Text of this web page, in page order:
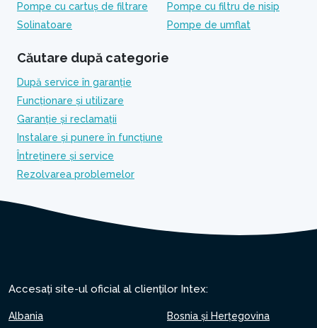
Pompe cu cartuș de filtrare
Pompe cu filtru de nisip
Solinatoare
Pompe de umflat
Căutare după categorie
După service în garanție
Funcționare și utilizare
Garanție și reclamații
Instalare și punere în funcțiune
Întreținere și service
Rezolvarea problemelor
Accesați site-ul oficial al clienților Intex:
Albania
Bosnia și Herțegovina